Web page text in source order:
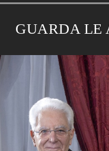
GUARDA LE